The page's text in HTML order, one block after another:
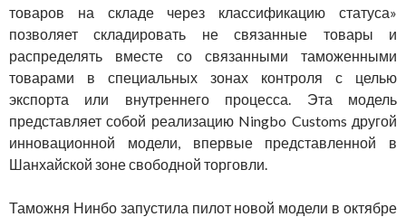
товаров на складе через классификацию статуса»
позволяет складировать не связанные товары и
распределять вместе со связанными таможенными
товарами в специальных зонах контроля с целью
экспорта или внутреннего процесса. Эта модель
представляет собой реализацию Ningbo Customs другой
инновационной модели, впервые представленной в
Шанхайской зоне свободной торговли.
Таможня Нинбо запустила пилот новой модели в октябре